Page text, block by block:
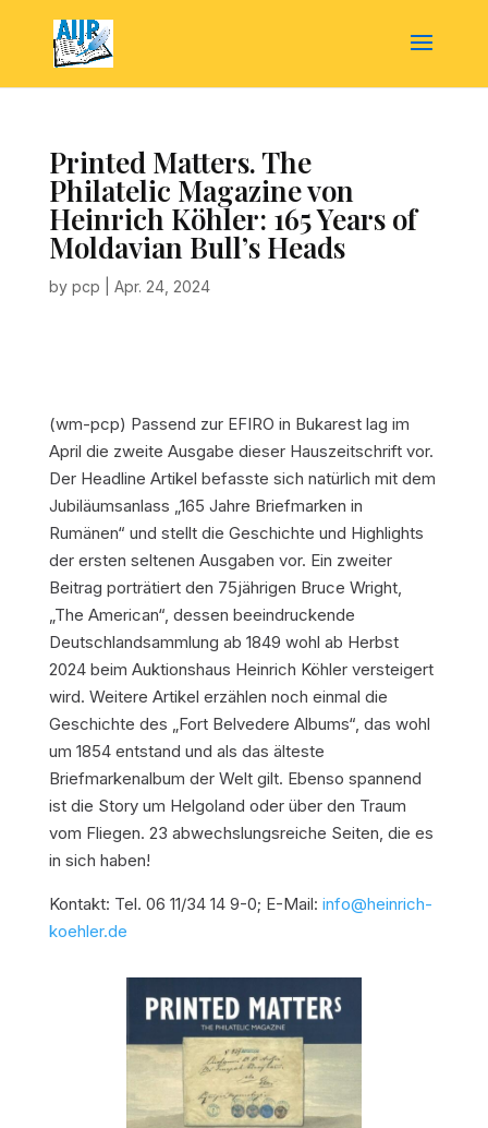
Printed Matters. The
Philatelic Magazine von
Heinrich Köhler: 165 Years of
Moldavian Bull’s Heads
by pcp Apr. 24, 2024
(wm-pcp) Passend zur EFIRO in Bukarest lag im
April die zweite Ausgabe dieser Hauszeitschrift vor.
Der Headline Artikel befasste sich natürlich mit dem
Jubiläumsanlass „165 Jahre Briefmarken in
Rumänen“ und stellt die Geschichte und Highlights
der ersten seltenen Ausgaben vor. Ein zweiter
Beitrag porträtiert den 75jährigen Bruce Wright,
„The American“, dessen beeindruckende
Deutschlandsammlung ab 1849 wohl ab Herbst
2024 beim Auktionshaus Heinrich Köhler versteigert
wird. Weitere Artikel erzählen noch einmal die
Geschichte des „Fort Belvedere Albums“, das wohl
um 1854 entstand und als das älteste
Briefmarkenalbum der Welt gilt. Ebenso spannend
ist die Story um Helgoland oder über den Traum
vom Fliegen. 23 abwechslungsreiche Seiten, die es
in sich haben!
Kontakt: Tel. 06 11/34 14 9-0; E-Mail: info@heinrich-
koehler.de